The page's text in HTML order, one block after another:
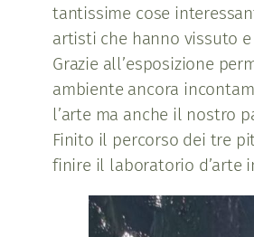
tantissime cose
artisti che hanno vissuto
Grazie all’esposizione
ambiente ancora
l’arte ma anche il nostro
Finito il percorso dei tre
finire il laboratorio d’arte